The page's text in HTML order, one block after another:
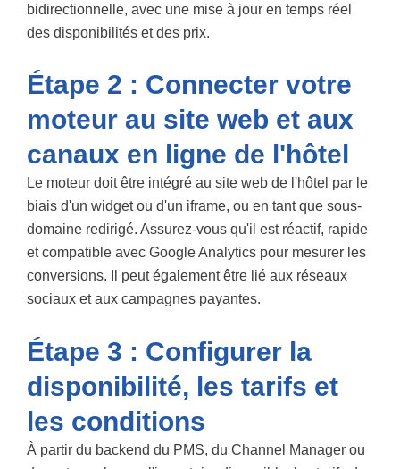
bidirectionnelle, avec une mise à jour en temps réel
des disponibilités et des prix.
Étape 2 : Connecter votre
moteur au site web et aux
canaux en ligne de l'hôtel
Le moteur doit être intégré au site web de l'hôtel par le
biais d'un widget ou d'un iframe, ou en tant que sous-
domaine redirigé. Assurez-vous qu'il est réactif, rapide
et compatible avec Google Analytics pour mesurer les
conversions. Il peut également être lié aux réseaux
sociaux et aux campagnes payantes.
Étape 3 : Configurer la
disponibilité, les tarifs et
les conditions
À partir du backend du PMS, du Channel Manager ou